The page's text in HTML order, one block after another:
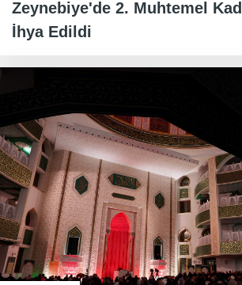
Zeynebiye'de 2. Muhtemel
İhya Edildi